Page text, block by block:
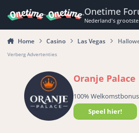
Onetime
Nederland's
Home Casino Las Vegas
Verberg Advertenties
Oranje Palace
100% Welkomstbonus
Speel hier!